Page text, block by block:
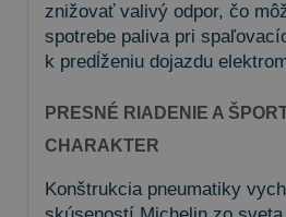
znižovať valivý odpor, čo
spotrebe paliva pri
k predĺženiu dojazdu
PRESNÉ RIADENIE A
CHARAKTER
Konštrukcia pneumatiky